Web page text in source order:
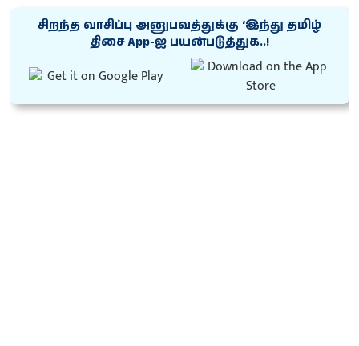
சிறந்த வாசிப்பு அனுபவத்துக்கு ‘இந்து தமிழ்
திசை App-ஐ பயன்படுத்துக..!